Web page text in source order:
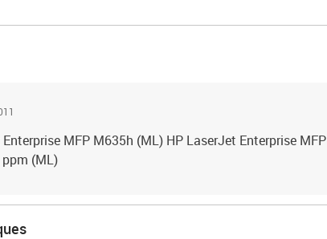
MFP M635h (ML) HP LaserJet Enterprise
(ML)